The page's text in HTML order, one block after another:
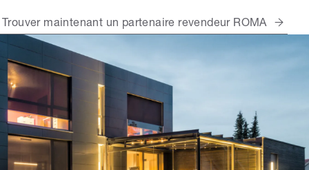
Trouver maintenant un partenaire revendeur ROMA